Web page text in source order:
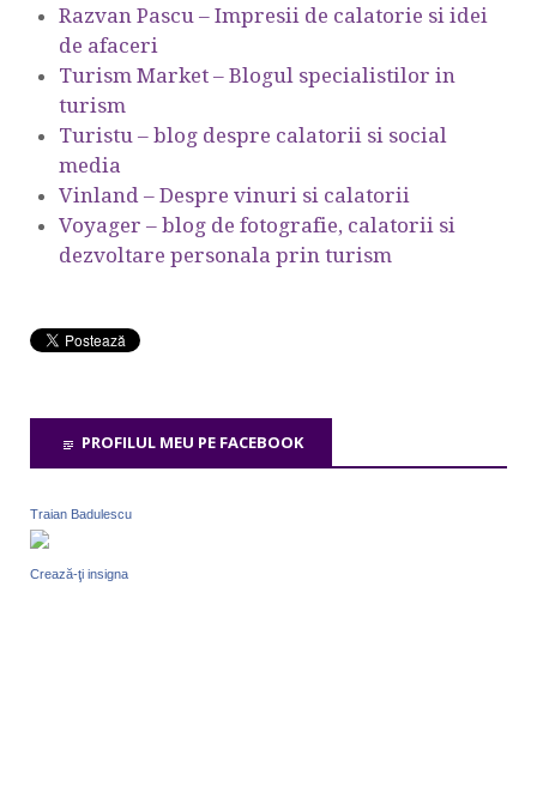
Razvan Pascu – Impresii de calatorie si idei
de afaceri
Turism Market – Blogul specialistilor in
turism
Turistu – blog despre calatorii si social
media
Vinland – Despre vinuri si calatorii
Voyager – blog de fotografie, calatorii si
dezvoltare personala prin turism
PROFILUL MEU PE FACEBOOK
Traian Badulescu
Crează-ţi insigna